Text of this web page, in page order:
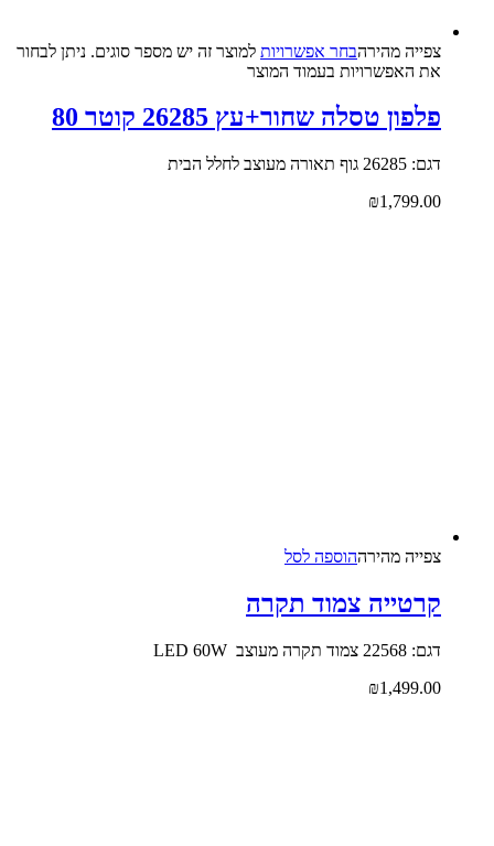
צפייה‬ ‫מהירה‬בחר אפשרויות למוצר זה יש מספר סוגים. ניתן לבחור
את האפשרויות בעמוד המוצר
פלפון טסלה שחור+עץ 26285 קוטר 80
דגם: 26285 גוף תאורה מעוצב לחלל הבית
₪1,799.00
צפייה‬ ‫מהירה‬הוספה לסל
קרטייה צמוד תקרה
דגם: 22568 צמוד תקרה מעוצב LED 60W
₪1,499.00